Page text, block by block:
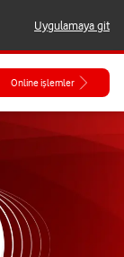
Uygulamaya git
Online işlemler